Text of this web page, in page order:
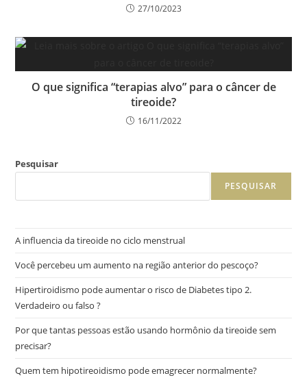
27/10/2023
O que significa “terapias alvo” para o câncer de
tireoide?
16/11/2022
Pesquisar
PESQUISAR
A influencia da tireoide no ciclo menstrual
Você percebeu um aumento na região anterior do pescoço?
Hipertiroidismo pode aumentar o risco de Diabetes tipo 2.
Verdadeiro ou falso ?
Por que tantas pessoas estão usando hormônio da tireoide sem
precisar?
Quem tem hipotireoidismo pode emagrecer normalmente?